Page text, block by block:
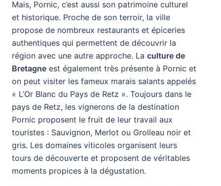
Mais, Pornic, c’est aussi son patrimoine culturel
et historique. Proche de son terroir, la ville
propose de nombreux restaurants et épiceries
authentiques qui permettent de découvrir la
région avec une autre approche. Laculture de
Bretagne est également très présente à Pornic et
on peut visiter les fameux marais salants appelés
« L’Or Blanc du Pays de Retz ». Toujours dans le
pays de Retz, les vignerons de la destination
Pornic proposent le fruit de leur travail aux
touristes : Sauvignon, Merlot ou Grolleau noir et
gris. Les domaines viticoles organisent leurs
tours de découverte et proposent de véritables
moments propices à la dégustation.